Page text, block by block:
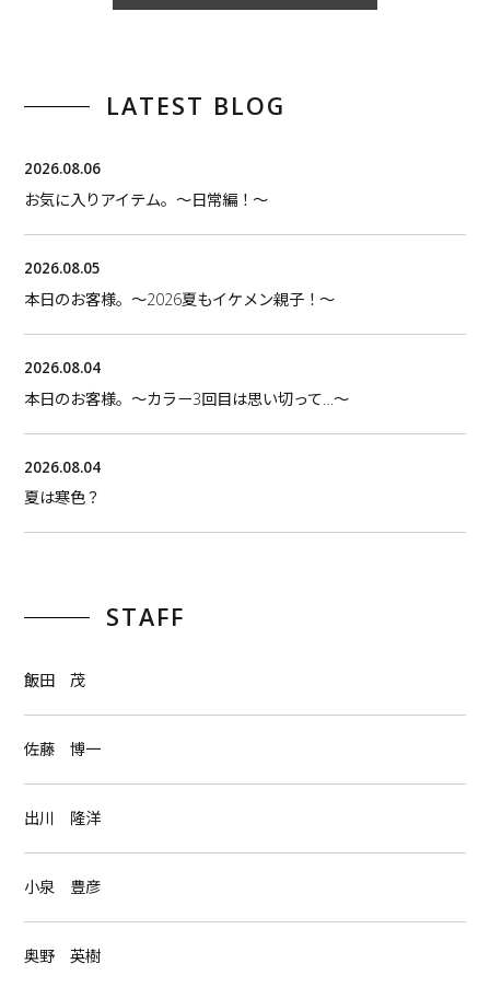
LATEST BLOG
2026.08.06
お気に入りアイテム。〜日常編！〜
2026.08.05
本日のお客様。〜2026夏もイケメン親子！〜
2026.08.04
本日のお客様。〜カラー3回目は思い切って…〜
2026.08.04
夏は寒色？
STAFF
飯田 茂
佐藤 博一
出川 隆洋
小泉 豊彦
奥野 英樹